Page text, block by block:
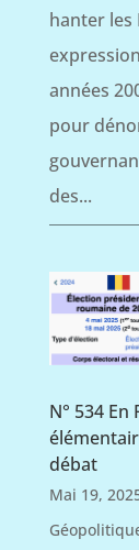
hanter les
années
pour
des...
N° 534
débat
Mai 19,